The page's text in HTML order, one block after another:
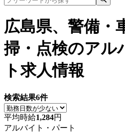
広島県、警備・
掃・点検のアル
ト求人情報
検索結果6件
平均時給1,284円
アルバイト・パート